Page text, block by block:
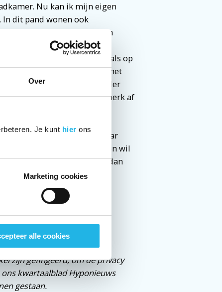
Over
Je kunt hier ons
Marketing cookies
alle cookies
Nu kan ik mijn eigen
dit pand wonen ook
Sinds ik in Wageningen
niet meer de stress dat ik
ik deadlines, maar niet zoals op
medicijnenen het gaat over het
merk ik wel dat ik minder
weet ik dat van mezelf. Ik merk af
dat je heel wat voor elkaar
niet vanzelf, maar waar een wil
altijd andere opties, maar dan
zijn gefingeerd, om de privacy
kwartaalblad Hyponieuws
gestaan.